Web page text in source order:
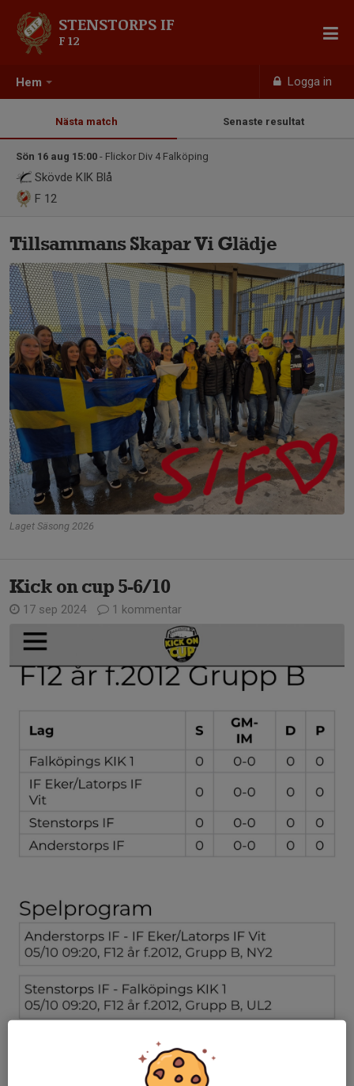
Hem Logga in
STENSTORPS IF
F 12
Nästa match Senaste resultat
Sön 16 aug 15:00 - Flickor Div 4 Falköping
Skövde KIK Blå
F 12
Tillsammans Skapar Vi Glädje
Laget Säsong 2026
Kick on cup 5-6/10
17 sep 2024 1 kommentar